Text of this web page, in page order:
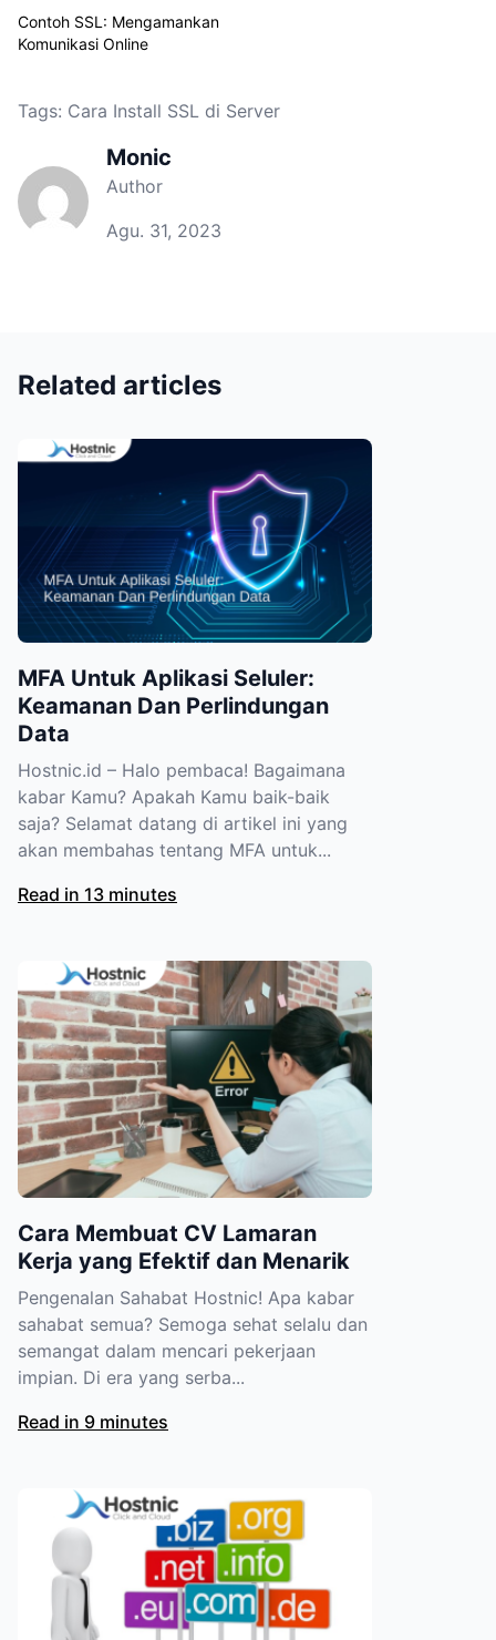
Contoh SSL: Mengamankan
Komunikasi Online
Tags: Cara Install SSL di Server
Monic
Author
Agu. 31, 2023
Related articles
MFA Untuk Aplikasi Seluler:
Keamanan Dan Perlindungan
Data
Hostnic.id – Halo pembaca! Bagaimana
kabar Kamu? Apakah Kamu baik-baik
saja? Selamat datang di artikel ini yang
akan membahas tentang MFA untuk...
Read in 13 minutes
Cara Membuat CV Lamaran
Kerja yang Efektif dan Menarik
Pengenalan Sahabat Hostnic! Apa kabar
sahabat semua? Semoga sehat selalu dan
semangat dalam mencari pekerjaan
impian. Di era yang serba...
Read in 9 minutes